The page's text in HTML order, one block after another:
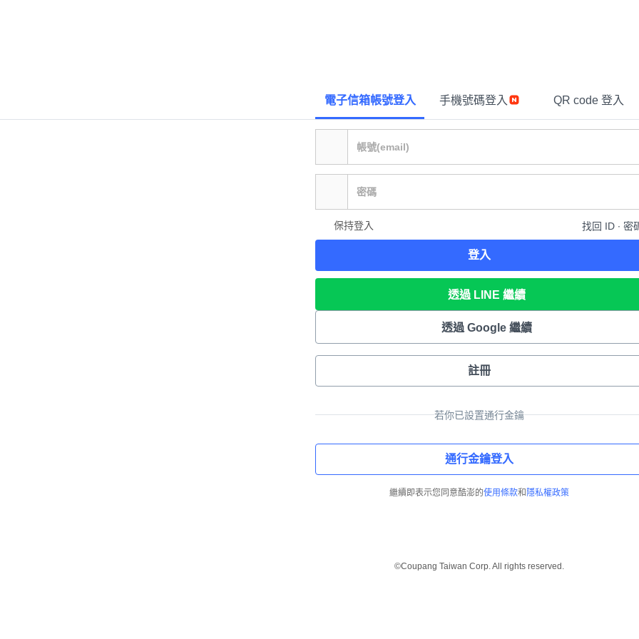
電子信箱帳號登入 手機號碼登入 QR code 登入
保持登入 找回 ID ∙ 密
登入
透過 LINE 繼續
透過 Google 繼續
註冊
若你已設置通行金鑰
通行金鑰登入
繼續即表示您同意酷澎的使用條款和 隱私權政策
©Coupang Taiwan Corp. All rights reserved.